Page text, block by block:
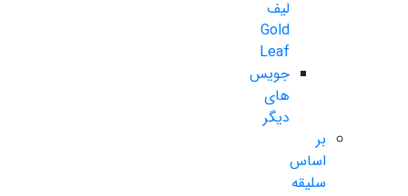
لیف
Gold
Leaf
جویس
های
دیگر
بر
اساس
سلیقه